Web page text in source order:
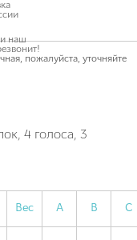
и наш
пожалуйста, уточняйте
4 голоса, 3
Вес А В С